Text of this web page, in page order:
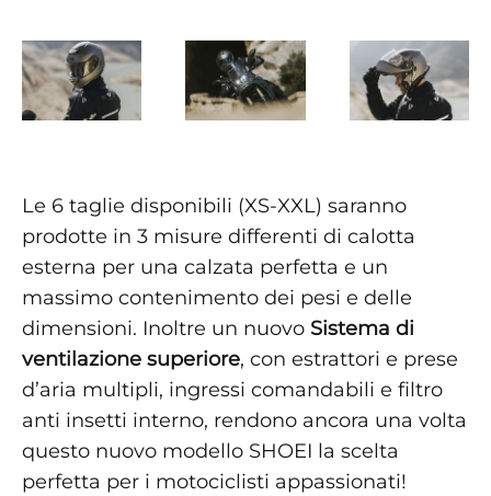
Le 6 taglie disponibili (XS-XXL) saranno
prodotte in 3 misure differenti di calotta
esterna per una calzata perfetta e un
massimo contenimento dei pesi e delle
dimensioni. Inoltre un nuovo Sistema di
ventilazione superiore, con estrattori e prese
d’aria multipli, ingressi comandabili e filtro
anti insetti interno, rendono ancora una volta
questo nuovo modello SHOEI la scelta
perfetta per i motociclisti appassionati!